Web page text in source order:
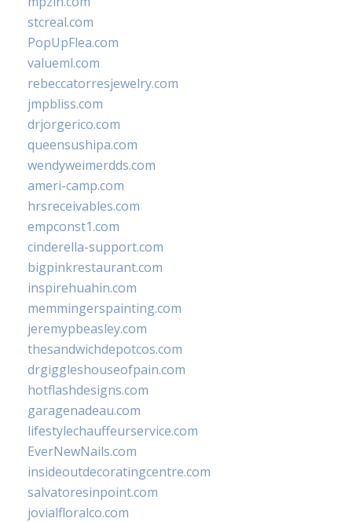
stcreal.com
PopUpFlea.com
valueml.com
rebeccatorresjewelry.com
jmpbliss.com
drjorgerico.com
queensushipa.com
wendyweimerdds.com
ameri-camp.com
hrsreceivables.com
empconst1.com
cinderella-support.com
bigpinkrestaurant.com
inspirehuahin.com
memmingerspainting.com
jeremypbeasley.com
thesandwichdepotcos.com
drgiggleshouseofpain.com
hotflashdesigns.com
garagenadeau.com
lifestylechauffeurservice.com
EverNewNails.com
insideoutdecoratingcentre.com
salvatoresinpoint.com
jovialfloralco.com